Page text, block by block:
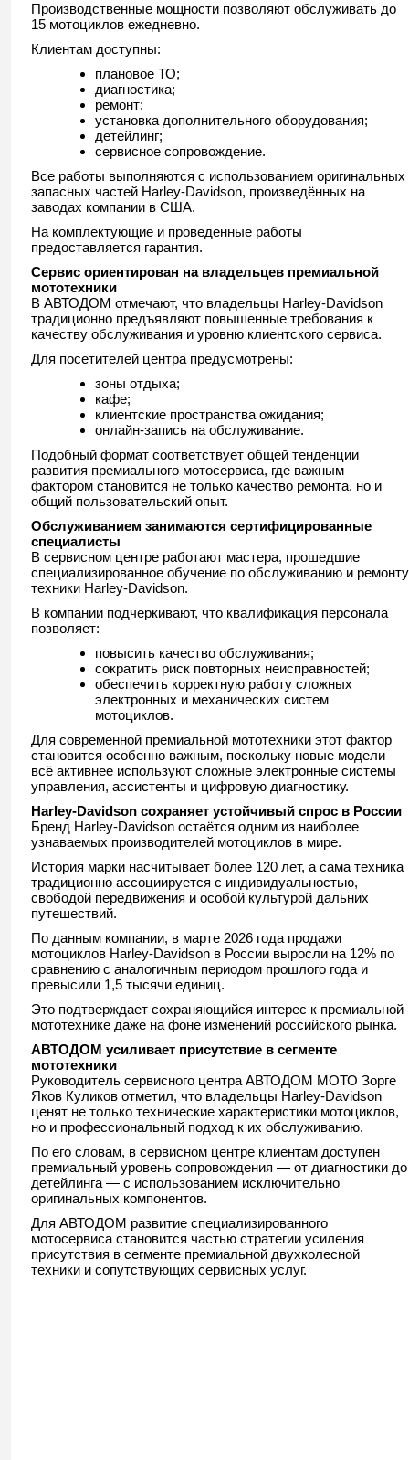
Производственные мощности позволяют обслуживать до
15 мотоциклов ежедневно.
Клиентам доступны:
плановое ТО;
диагностика;
ремонт;
установка дополнительного оборудования;
детейлинг;
сервисное сопровождение.
Все работы выполняются с использованием оригинальных
запасных частей Harley-Davidson, произведённых на
заводах компании в США.
На комплектующие и проведенные работы
предоставляется гарантия.
Сервис ориентирован на владельцев премиальной
мототехники
В АВТОДОМ отмечают, что владельцы Harley-Davidson
традиционно предъявляют повышенные требования к
качеству обслуживания и уровню клиентского сервиса.
Для посетителей центра предусмотрены:
зоны отдыха;
кафе;
клиентские пространства ожидания;
онлайн-запись на обслуживание.
Подобный формат соответствует общей тенденции
развития премиального мотосервиса, где важным
фактором становится не только качество ремонта, но и
общий пользовательский опыт.
Обслуживанием занимаются сертифицированные
специалисты
В сервисном центре работают мастера, прошедшие
специализированное обучение по обслуживанию и ремонту
техники Harley-Davidson.
В компании подчеркивают, что квалификация персонала
позволяет:
повысить качество обслуживания;
сократить риск повторных неисправностей;
обеспечить корректную работу сложных
электронных и механических систем
мотоциклов.
Для современной премиальной мототехники этот фактор
становится особенно важным, поскольку новые модели
всё активнее используют сложные электронные системы
управления, ассистенты и цифровую диагностику.
Harley-Davidson сохраняет устойчивый спрос в России
Бренд Harley-Davidson остаётся одним из наиболее
узнаваемых производителей мотоциклов в мире.
История марки насчитывает более 120 лет, а сама техника
традиционно ассоциируется с индивидуальностью,
свободой передвижения и особой культурой дальних
путешествий.
По данным компании, в марте 2026 года продажи
мотоциклов Harley-Davidson в России выросли на 12% по
сравнению с аналогичным периодом прошлого года и
превысили 1,5 тысячи единиц.
Это подтверждает сохраняющийся интерес к премиальной
мототехнике даже на фоне изменений российского рынка.
АВТОДОМ усиливает присутствие в сегменте
мототехники
Руководитель сервисного центра АВТОДОМ МОТО Зорге
Яков Куликов отметил, что владельцы Harley-Davidson
ценят не только технические характеристики мотоциклов,
но и профессиональный подход к их обслуживанию.
По его словам, в сервисном центре клиентам доступен
премиальный уровень сопровождения — от диагностики до
детейлинга — с использованием исключительно
оригинальных компонентов.
Для АВТОДОМ развитие специализированного
мотосервиса становится частью стратегии усиления
присутствия в сегменте премиальной двухколесной
техники и сопутствующих сервисных услуг.